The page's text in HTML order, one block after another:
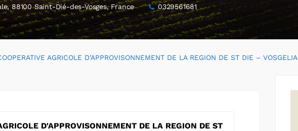
88100 Saint-Dié-des-Vosges, France
0329561681
AGRICOLE D’APPROVISONNEMENT DE LA REGION DE ST DIE – VOSGELIA
D'APPROVISONNEMENT DE LA REGION DE ST